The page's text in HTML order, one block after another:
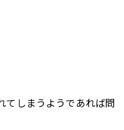
てしまうようであれば問